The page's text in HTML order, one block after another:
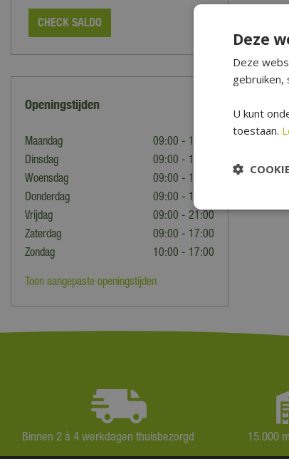
CHECK SALDO
Openingstijden
Maandag
09:00 - 18:00
Dinsdag
09:00 - 18:00
Woensdag
09:00 - 18:00
Donderdag
09:00 - 18:00
Vrijdag
09:00 - 21:00
Zaterdag
09:00 - 17:00
Zondag
10:00 - 17:00
Toon aangepaste openingstijden
Binnen 2 à 4 werkdagen thuisbezorgd 15.000
Deze
Deze
gebruiken,
U kunt
toestaan.